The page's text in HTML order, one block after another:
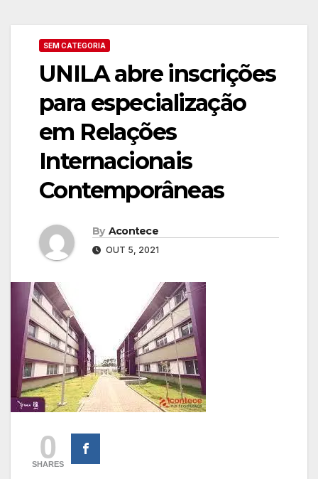
SEM CATEGORIA
UNILA abre inscrições
para especialização
em Relações
Internacionais
Contemporâneas
By Acontece
OUT 5, 2021
0
SHARES